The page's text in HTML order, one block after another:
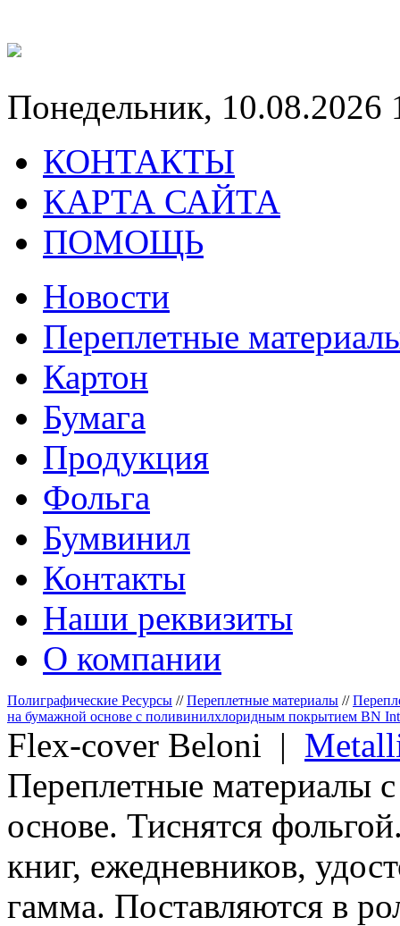
Понедельник, 10.08.2026
КОНТАКТЫ
КАРТА САЙТА
ПОМОЩЬ
Новости
Переплетные
Картон
Бумага
Продукция
Фольга
Бумвинил
Контакты
Наши реквизиты
О компании
Полиграфические Ресурсы //Переплетные материалы //
на бумажной основе с поливинилхлоридным покрытием BN
Flex-cover Beloni |
Переплетные
основе. Тиснятся
книг, ежедневников,
гамма. Поставляются в